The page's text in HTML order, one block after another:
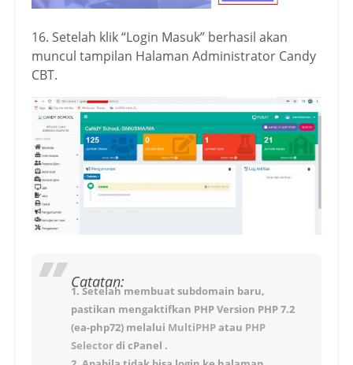
16. Setelah klik “Login Masuk” berhasil akan
muncul tampilan Halaman Administrator Candy
CBT.
Catatan:
1. Setelah membuat subdomain baru,
pastikan mengaktifkan PHP Version PHP 7.2
(ea-php72) melalui MultiPHPatau PHP
Selectordi cPanel .